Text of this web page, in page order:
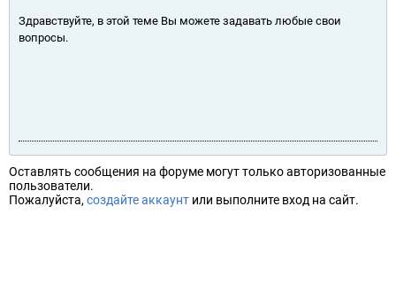
Здравствуйте, в этой теме Вы можете задавать любые свои
вопросы.
Оставлять сообщения на форуме могут только авторизованные
пользователи.
Пожалуйста, создайте аккаунт или выполните вход на сайт.